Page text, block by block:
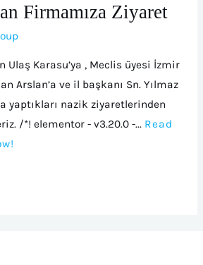
Firmamıza Ziyaret
Ulaş Karasu’ya , Meclis üyesi İzmir
Arslan’a ve il başkanı Sn. Yılmaz
yaptıkları nazik ziyaretlerinden
/*! elementor - v3.20.0 -... Read